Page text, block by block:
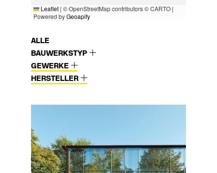
Leaflet | © OpenStreetMap contributors © CARTO |
Powered byGeoapify
ALLE
BAUWERKSTYP
GEWERKE
HERSTELLER